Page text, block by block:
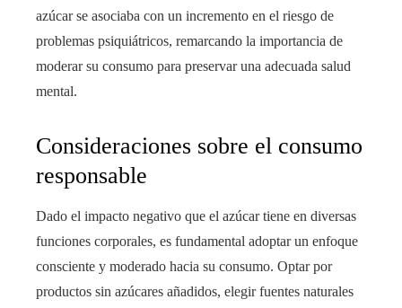
azúcar se asociaba con un incremento en el riesgo de
problemas psiquiátricos, remarcando la importancia de
moderar su consumo para preservar una adecuada salud
mental.
Consideraciones sobre el consumo
responsable
Dado el impacto negativo que el azúcar tiene en diversas
funciones corporales, es fundamental adoptar un enfoque
consciente y moderado hacia su consumo. Optar por
productos sin azúcares añadidos, elegir fuentes naturales